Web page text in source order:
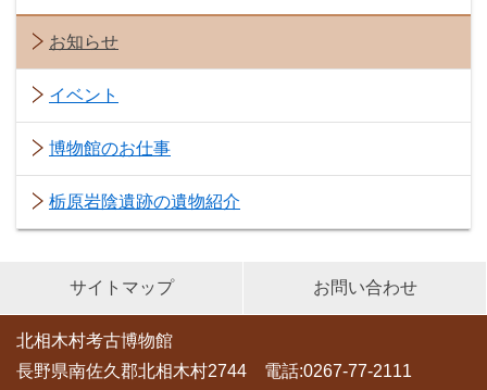
お知らせ
イベント
博物館のお仕事
栃原岩陰遺跡の遺物紹介
サイトマップ お問い合わせ
北相木村考古博物館
長野県南佐久郡北相木村2744 電話:0267-77-2111